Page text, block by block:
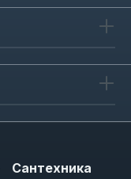
Сантехника